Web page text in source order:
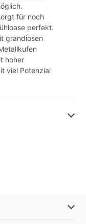
für noch
perfekt.
grandiosen
hoher
viel Potenzial